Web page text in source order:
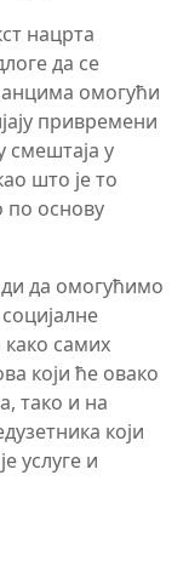
нацрта
да се
омогући
привремени
смештаја у
што је то
по основу
да омогућимо
самих
који ће овако
тако и на
који
услуге и